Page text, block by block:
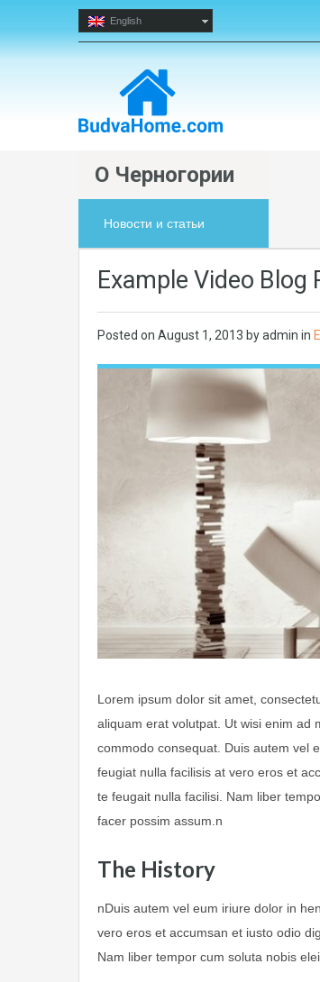
English
О Черногории
Новости и статьи
Example Video Blog
Posted on August 1, 2013 by admin in
Lorem ipsum dolor sit amet,
aliquam erat volutpat. Ut wisi enim ad
commodo consequat. Duis autem vel
feugiat nulla facilisis at vero eros et
te feugait nulla facilisi. Nam liber
facer possim assum.n
The History
nDuis autem vel eum iriure dolor in
vero eros et accumsan et iusto odio
Nam liber tempor cum soluta nobis